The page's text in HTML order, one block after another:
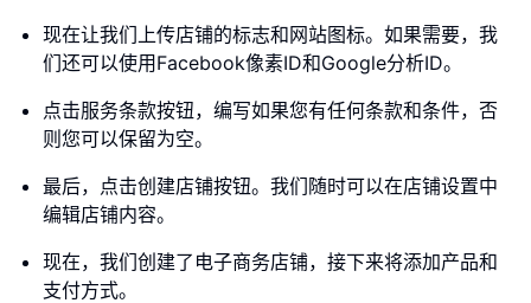
现在让我们上传店铺的标志和网站图标。如果需要，我
们还可以使用Facebook像素ID和Google分析ID。
点击服务条款按钮，编写如果您有任何条款和条件，否
则您可以保留为空。
最后，点击创建店铺按钮。我们随时可以在店铺设置中
编辑店铺内容。
现在，我们创建了电子商务店铺，接下来将添加产品和
支付方式。